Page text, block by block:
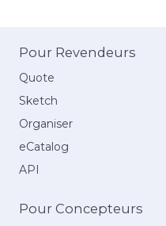
Pour Revendeurs
Quote
Sketch
Organiser
eCatalog
API
Pour Concepteurs